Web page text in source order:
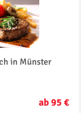
in Münster
ab 95 €